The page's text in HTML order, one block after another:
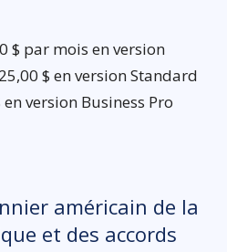
$ par mois en version
$ en version Standard
version Business Pro
américain de la
et des accords